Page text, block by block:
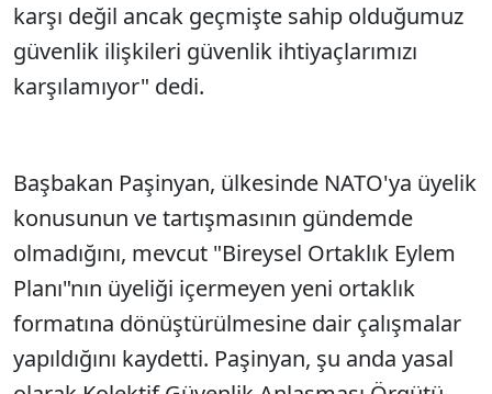
karşı değil ancak geçmişte sahip olduğumuz
güvenlik ilişkileri güvenlik ihtiyaçlarımızı
karşılamıyor" dedi.
Başbakan Paşinyan, ülkesinde NATO'ya üyelik
konusunun ve tartışmasının gündemde
olmadığını, mevcut "Bireysel Ortaklık Eylem
Planı"nın üyeliği içermeyen yeni ortaklık
formatına dönüştürülmesine dair çalışmalar
yapıldığını kaydetti. Paşinyan, şu anda yasal